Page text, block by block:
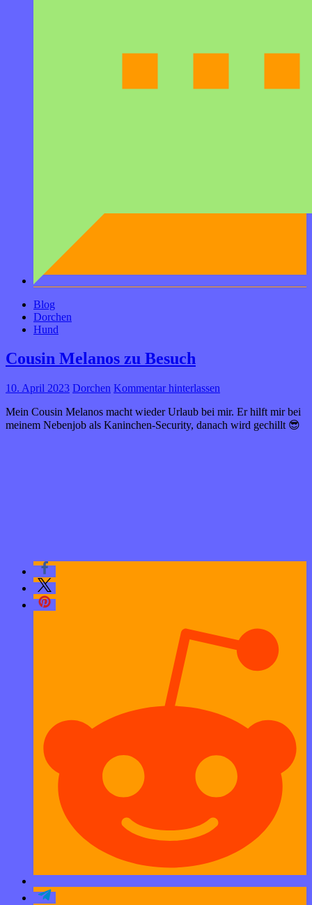
Blog
Dorchen
Hund
Cousin Melanos zu Besuch
10. April 2023 Dorchen Kommentar hinterlassen
Mein Cousin Melanos macht wieder Urlaub bei mir. Er hilft mir bei
meinem Nebenjob als Kaninchen-Security, danach wird gechillt 😎